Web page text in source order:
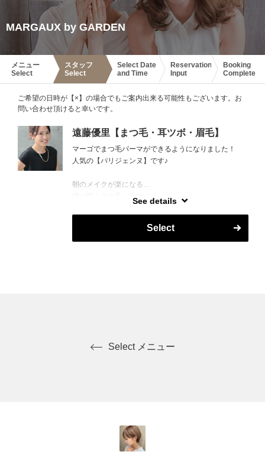
MARGAUX by GARDEN
メニュー
Select
スタッフ
Select
Select Date
and Time
Reservation
Input
Booking
Complete
ご希望の日時が【×】の場合でもご案内出来る可能性もございます。お
問い合わせ頂けると幸いです。
遠藤優里【まつ毛・耳ツボ・眉毛】
マーゴでまつ毛パーマができるようになりました！
人気の【パリジェンヌ】です♪
朝のメイクが楽になる…
瞳が輝くまつ毛パーマ☆See details
Select
Select メニュー